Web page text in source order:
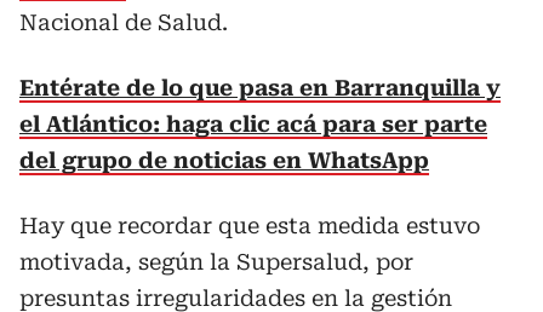
Nacional de Salud.
Entérate de lo que pasa en Barranquilla y
el Atlántico: haga clic acá para ser parte
del grupo de noticias en WhatsApp
Hay que recordar que esta medida estuvo
motivada, según la Supersalud, por
presuntas irregularidades en la gestión